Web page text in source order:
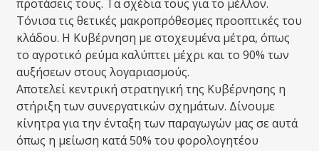
προτάσεις τους. Τα σχέδια τους για το μέλλον.
Τόνισα τις θετικές μακροπρόθεσμες προοπτικές του
κλάδου. Η Κυβέρνηση με στοχευμένα μέτρα, όπως
το αγροτικό ρεύμα καλύπτει μέχρι και το 90% των
αυξήσεων στους λογαριασμούς.
Αποτελεί κεντρική στρατηγική της Κυβέρνησης η
στήριξη των συνεργατικών σχημάτων. Δίνουμε
κίνητρα για την ένταξη των παραγωγών μας σε αυτά
όπως η μείωση κατά 50% του φορολογητέου